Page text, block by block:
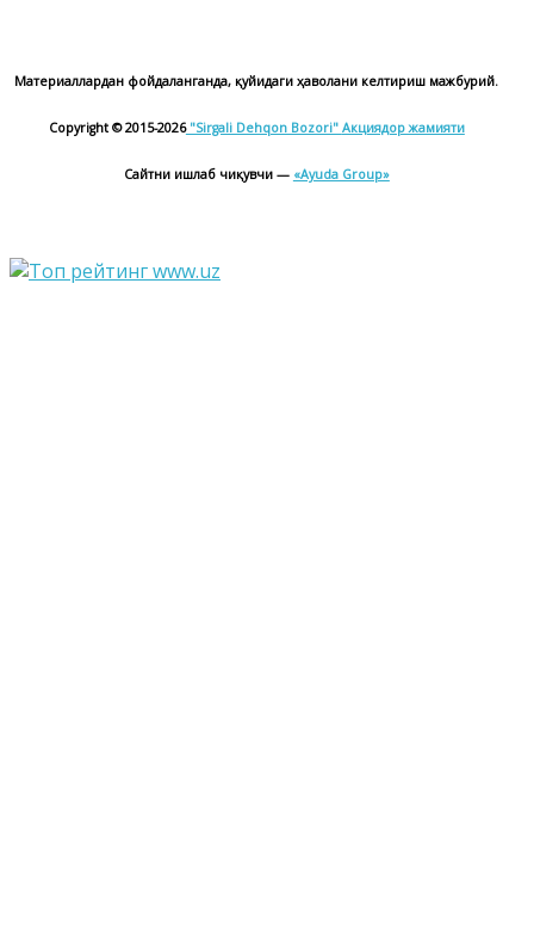
Материаллардан фойдаланганда, қуйидаги ҳаволани келтириш мажбурий.
Copyright © 2015-2026"Sirgali Dehqon Bozori" Акциядор жамияти
Сайтни ишлаб чиқувчи — «Ayuda Group»